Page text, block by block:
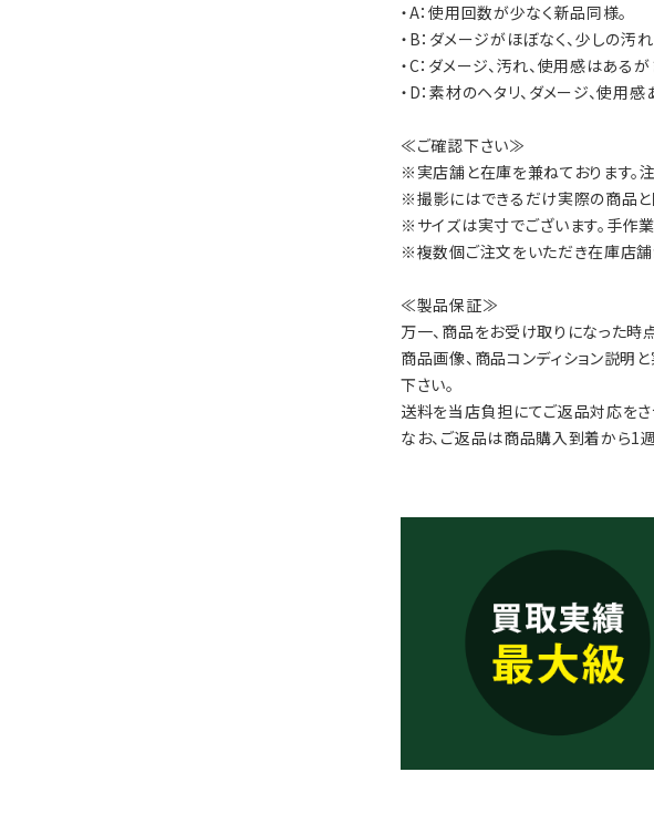
・A：使用回数が少なく新品同様。
・B：ダメージがほぼなく、少しの汚
・C：ダメージ、汚れ、使用感はある
・D：素材のヘタリ、ダメージ、使用
≪ご確認下さい≫
※実店舗と在庫を兼ねております。
※撮影にはできるだけ実際の商品と
※サイズは実寸でございます。手作
※複数個ご注文をいただき在庫店舗
≪製品保証≫
万一、商品をお受け取りになった時
商品画像、商品コンディション説明
下さい。
送料を当店負担にてご返品対応をさ
なお、ご返品は商品購入到着から1